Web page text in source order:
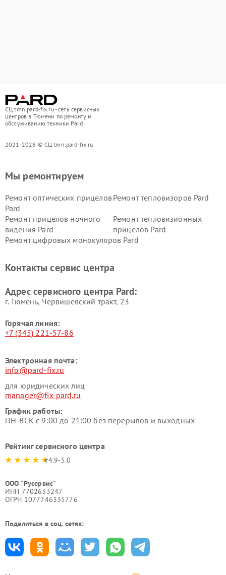
СЦ tmn.pard-fix.ru - сеть сервисных
центров в Тюмени по ремонту и
обслуживанию техники Pard
2021-2026 © СЦ tmn.pard-fix.ru
Мы ремонтируем
Ремонт оптических прицелов
Pard
Ремонт тепловизоров Pard
Ремонт прицелов ночного
видения Pard
Ремонт тепловизионных
прицелов Pard
Ремонт цифровых монокуляров Pard
Контакты сервис центра
Адрес сервисного центра Pard:
г. Тюмень, ​Червишевский тракт, 23
Горячая линия:
+7 (345) 221-57-86
Электронная почта:
info@pard-fix.ru
для юридических лиц
manager@fix-pard.ru
График работы:
ПН-ВСК с 9:00 до 21:00 без перерывов и выходных
Рейтинг сервисного центра
4.9-5.0
ООО "Русервис"
ИНН 7702633247
ОГРН 1077746335776
Поделиться в соц. сетях: